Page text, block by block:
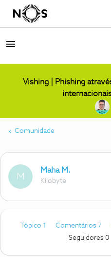
Vishing | Phishing
Comunidade
M
Maha M.
Kilobyte
Tópico 1 Comentários 7
Seguidores 0